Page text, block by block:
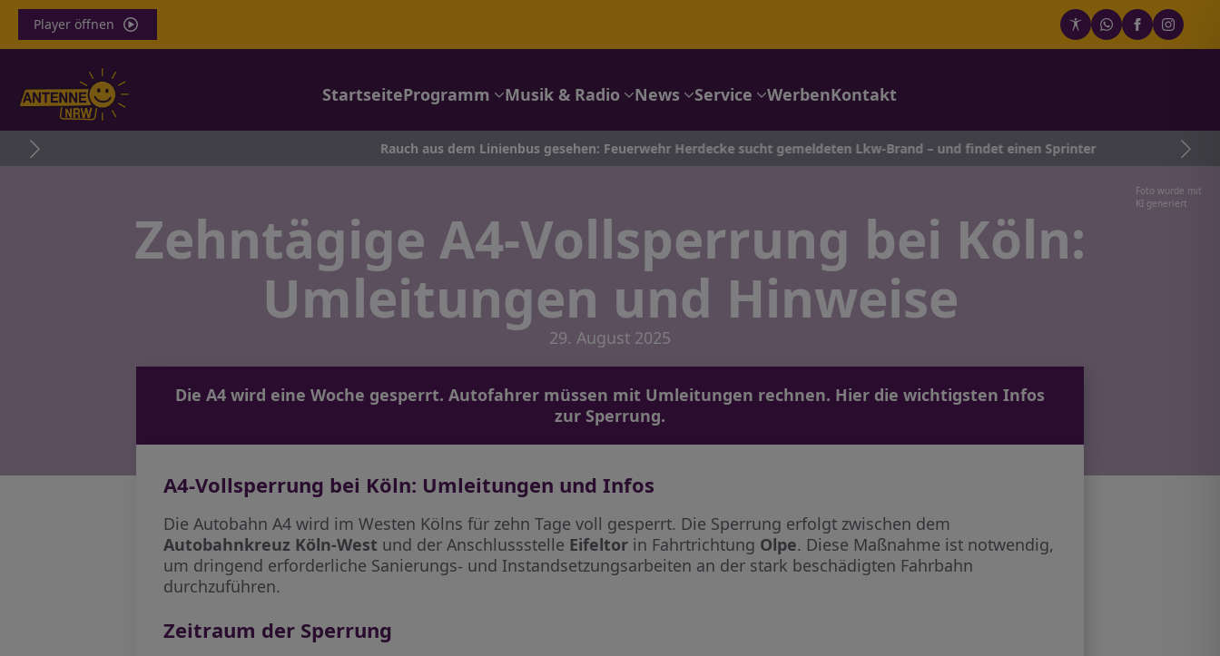
Player öffnen
StartseiteProgramm Musik & Radio News Service WerbenKontakt
Rauch aus dem Linienbus gesehen: Feuerwehr Herdecke sucht gemeldeten Lkw-Brand – und findet einen Sprinter
Foto wurde mit
KI generiert
Zehntägige A4-Vollsperrung bei Köln:
Umleitungen und Hinweise
29. August 2025
Die A4 wird eine Woche gesperrt. Autofahrer müssen mit Umleitungen rechnen. Hier die wichtigsten Infos
zur Sperrung.
A4-Vollsperrung bei Köln: Umleitungen und Infos
Die Autobahn A4 wird im Westen Kölns für zehn Tage voll gesperrt. Die Sperrung erfolgt zwischen dem
Autobahnkreuz Köln-West und der Anschlussstelle Eifeltor in Fahrtrichtung Olpe. Diese Maßnahme ist notwendig,
um dringend erforderliche Sanierungs- und Instandsetzungsarbeiten an der stark beschädigten Fahrbahn
durchzuführen.
Zeitraum der Sperrung